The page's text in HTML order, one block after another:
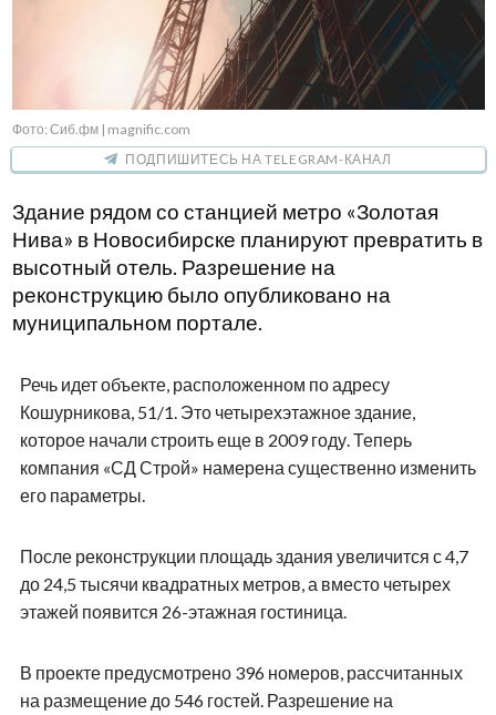
Фото: Сиб.фм | magnific.com
ПОДПИШИТЕСЬ НА TELEGRAM-КАНАЛ
Здание рядом со станцией метро «Золотая
Нива» в Новосибирске планируют превратить в
высотный отель. Разрешение на
реконструкцию было опубликовано на
муниципальном портале.
Речь идет объекте, расположенном по адресу
Кошурникова, 51/1. Это четырехэтажное здание,
которое начали строить еще в 2009 году. Теперь
компания «СД Строй» намерена существенно изменить
его параметры.
После реконструкции площадь здания увеличится с 4,7
до 24,5 тысячи квадратных метров, а вместо четырех
этажей появится 26-этажная гостиница.
В проекте предусмотрено 396 номеров, рассчитанных
на размещение до 546 гостей. Разрешение на